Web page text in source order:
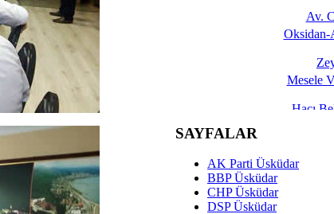
Av.
Oksidan-
Mesele
Hacı
Dünya Fani, Ama
SAYFALAR
AK Parti Üsküdar
BBP Üsküdar
CHP Üsküdar
DSP Üsküdar